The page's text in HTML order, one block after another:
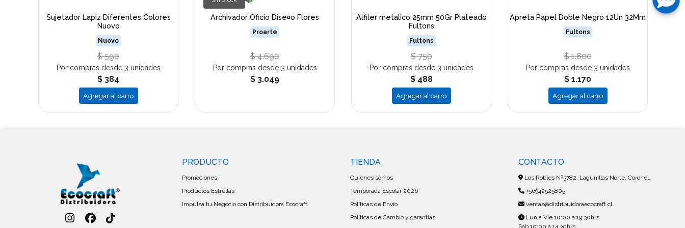
Sujetador Lapiz Diferentes Colores
Nuovo
Nuovo
$ 590
Por compras desde 3 unidades
$ 384
Agregar al carro
Archivador Oficio Dise¤o Flores
Proarte
$ 4.690
Por compras desde 3 unidades
$ 3.049
Alfiler metalico 25mm 50Gr Plateado
Fultons
Fultons
$ 750
Por compras desde 3 unidades
$ 488
Agregar al carro
Apreta Papel Doble Negro 12Un 32Mm
Fultons
$ 1.800
Por compras desde 3 unidades
$ 1.170
Agregar al carro
PRODUCTO
Promociones
Productos Estrellas
Impulsa tu Negocio con Distribuidora Ecocraft
TIENDA
Quiénes somos
Temporada Escolar 2026
Políticas de Envío
Políticas de Cambio y garantías
CONTACTO
Los Robles Nº3782, Lagunillas Norte, Coronel.
+56942525805
ventas@distribuidoraecocraft.cl
Lun a Vie 10:00 a 19:30hrs
Sab 10:00 a 14:30hrs